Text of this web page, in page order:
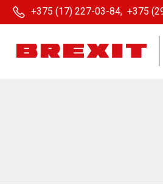
+375 (17) 227-03-84, +375